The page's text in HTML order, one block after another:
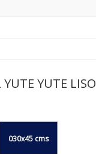
YUTE LISO
030x45 cms